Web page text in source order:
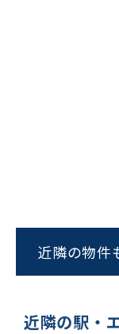
近隣の物件
近隣の駅・